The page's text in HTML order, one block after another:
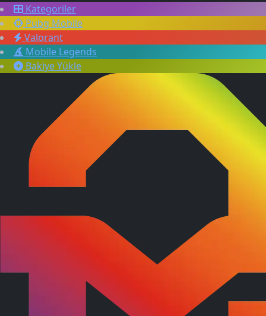
Kategoriler
Pubg Mobile
Valorant
Mobile Legends
Bakiye Yükle